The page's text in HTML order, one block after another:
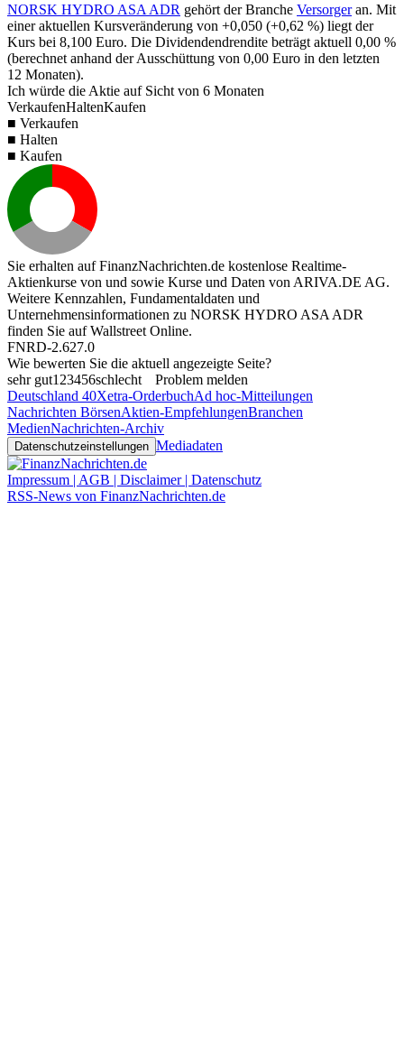
NORSK HYDRO ASA ADR gehört der Branche Versorgeran. Mit
einer aktuellen Kursveränderung von +0,050 (+0,62 %) liegt der
Kurs bei 8,100 Euro. Die Dividendendrendite beträgt aktuell 0,00 %
(berechnet anhand der Ausschüttung von 0,00 Euro in den letzten
12 Monaten).
Ich würde die Aktie auf Sicht von 6 Monaten
VerkaufenHaltenKaufen
■ Verkaufen
■ Halten
■ Kaufen
Sie erhalten auf FinanzNachrichten.de kostenlose Realtime-
Aktienkurse von und sowie Kurse und Daten von ARIVA.DE AG.
Weitere Kennzahlen, Fundamentaldaten und
Unternehmensinformationen zu NORSK HYDRO ASA ADR
finden Sie aufWallstreet Online.
FNRD-2.627.0
Wie bewerten Sie die aktuell angezeigte Seite?
sehr gut1 23456schlecht
Problem melden
Deutschland 40Xetra-OrderbuchAd hoc-Mitteilungen
Nachrichten BörsenAktien-EmpfehlungenBranchen
MedienNachrichten-Archiv
Datenschutzeinstellungen Mediadaten
Impressum | AGB | Disclaimer | Datenschutz
RSS-News von FinanzNachrichten.de